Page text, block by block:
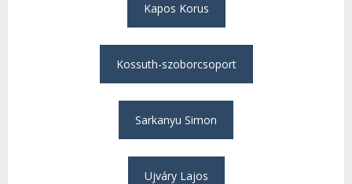
Kapos Korus
Kossuth-szoborcsoport
Sarkanyu Simon
Ujváry Lajos